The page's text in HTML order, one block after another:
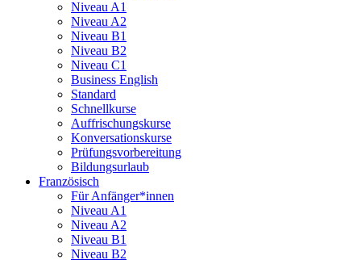
Niveau A1
Niveau A2
Niveau B1
Niveau B2
Niveau C1
Business English
Standard
Schnellkurse
Auffrischungskurse
Konversationskurse
Prüfungsvorbereitung
Bildungsurlaub
Französisch
Für Anfänger*innen
Niveau A1
Niveau A2
Niveau B1
Niveau B2